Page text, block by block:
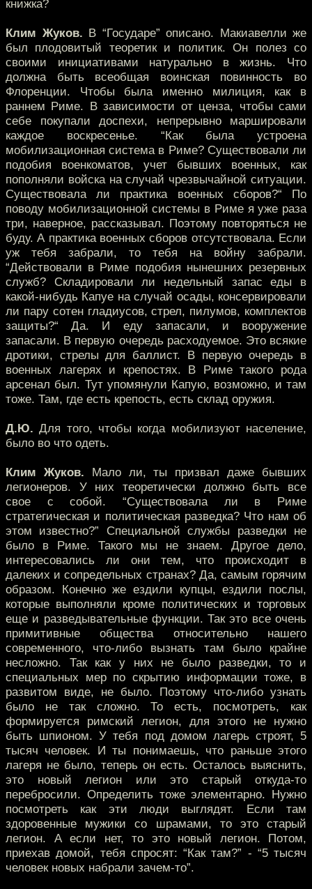
книжка?
Клим Жуков. В “Государе” описано. Макиавелли же
был плодовитый теоретик и политик. Он полез со
своими инициативами натурально в жизнь. Что
должна быть всеобщая воинская повинность во
Флоренции. Чтобы была именно милиция, как в
раннем Риме. В зависимости от ценза, чтобы сами
себе покупали доспехи, непрерывно маршировали
каждое воскресенье. “Как была устроена
мобилизационная система в Риме? Существовали ли
подобия военкоматов, учет бывших военных, как
пополняли войска на случай чрезвычайной ситуации.
Существовала ли практика военных сборов?“ По
поводу мобилизационной системы в Риме я уже раза
три, наверное, рассказывал. Поэтому повторяться не
буду. А практика военных сборов отсутствовала. Если
уж тебя забрали, то тебя на войну забрали.
“Действовали в Риме подобия нынешних резервных
служб? Складировали ли недельный запас еды в
какой-нибудь Капуе на случай осады, консервировали
ли пару сотен гладиусов, стрел, пилумов, комплектов
защиты?“ Да. И еду запасали, и вооружение
запасали. В первую очередь расходуемое. Это всякие
дротики, стрелы для баллист. В первую очередь в
военных лагерях и крепостях. В Риме такого рода
арсенал был. Тут упомянули Капую, возможно, и там
тоже. Там, где есть крепость, есть склад оружия.
Д.Ю. Для того, чтобы когда мобилизуют население,
было во что одеть.
Клим Жуков. Мало ли, ты призвал даже бывших
легионеров. У них теоретически должно быть все
свое с собой. “Существовала ли в Риме
стратегическая и политическая разведка? Что нам об
этом известно?” Специальной службы разведки не
было в Риме. Такого мы не знаем. Другое дело,
интересовались ли они тем, что происходит в
далеких и сопредельных странах? Да, самым горячим
образом. Конечно же ездили купцы, ездили послы,
которые выполняли кроме политических и торговых
еще и разведывательные функции. Так это все очень
примитивные общества относительно нашего
современного, что-либо вызнать там было крайне
несложно. Так как у них не было разведки, то и
специальных мер по скрытию информации тоже, в
развитом виде, не было. Поэтому что-либо узнать
было не так сложно. То есть, посмотреть, как
формируется римский легион, для этого не нужно
быть шпионом. У тебя под домом лагерь строят, 5
тысяч человек. И ты понимаешь, что раньше этого
лагеря не было, теперь он есть. Осталось выяснить,
это новый легион или это старый откуда-то
перебросили. Определить тоже элементарно. Нужно
посмотреть как эти люди выглядят. Если там
здоровенные мужики со шрамами, то это старый
легион. А если нет, то это новый легион. Потом,
приехав домой, тебя спросят: “Как там?” - “5 тысяч
человек новых набрали зачем-то”.